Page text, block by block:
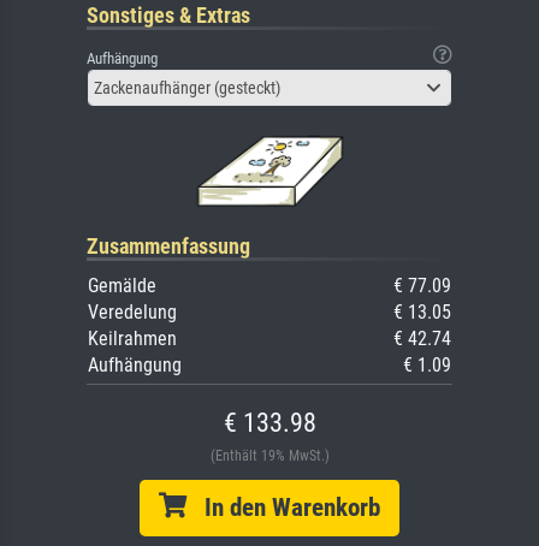
Sonstiges & Extras
Aufhängung
Zackenaufhänger (gesteckt)
Zusammenfassung
Gemälde
€ 77.09
Veredelung
€ 13.05
Keilrahmen
€ 42.74
Aufhängung
€ 1.09
€ 133.98
(Enthält 19% MwSt.)
In den Warenkorb